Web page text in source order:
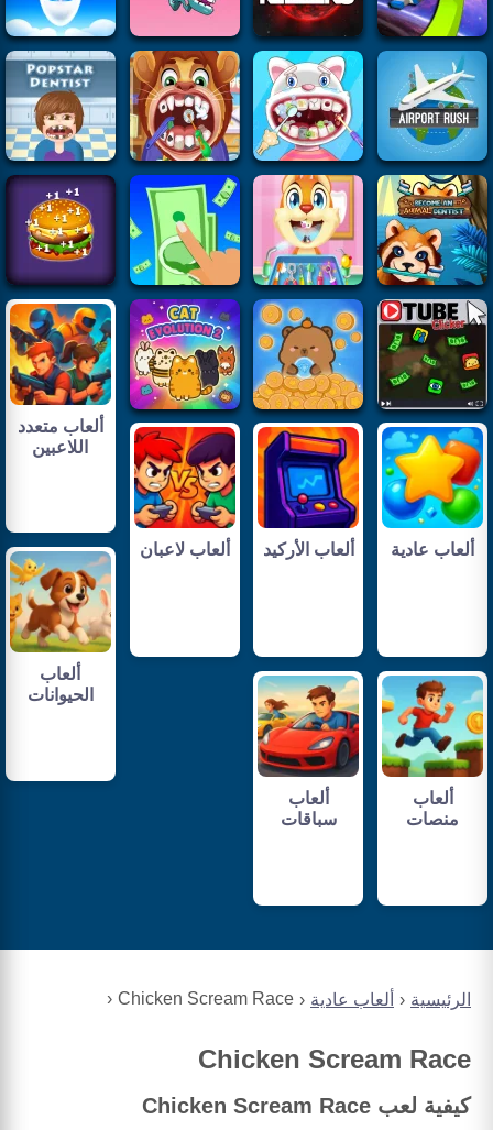
الرئيسية ألعاب عادية Chicken Scream Race
Chicken Scream Race
كيفية لعب Chicken Scream Race
ألعاب متعدد
اللاعبين
ألعاب عادية ألعاب الأركيد ألعاب لاعبان
ألعاب
الحيوانات
ألعاب
منصات
ألعاب
سباقات